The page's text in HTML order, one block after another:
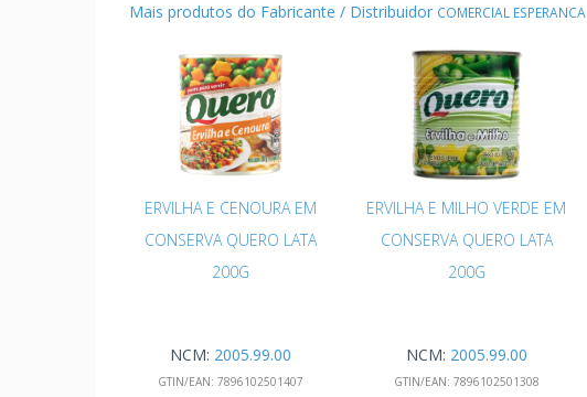
Mais produtos do Fabricante / Distribuidor COMERCIAL ESPERANCA
ERVILHA E CENOURA EM
CONSERVA QUERO LATA
200G
NCM: 2005.99.00
GTIN/EAN: 7896102501407
ERVILHA E MILHO VERDE EM
CONSERVA QUERO LATA
200G
NCM: 2005.99.00
GTIN/EAN: 7896102501308